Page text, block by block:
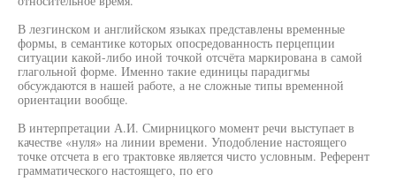
В лезгинском и английском языках представлены временные
формы, в семантике которых опосредованность перцепции
ситуации какой-либо иной точкой отсчёта маркирована в самой
глагольной форме. Именно такие единицы парадигмы
обсуждаются в нашей работе, а не сложные типы временной
ориентации вообще.
В интерпретации А.И. Смирницкого момент речи выступает в
качестве «нуля» на линии времени. Уподобление настоящего
точке отсчета в его трактовке является чисто условным. Референт
грамматического настоящего, по его